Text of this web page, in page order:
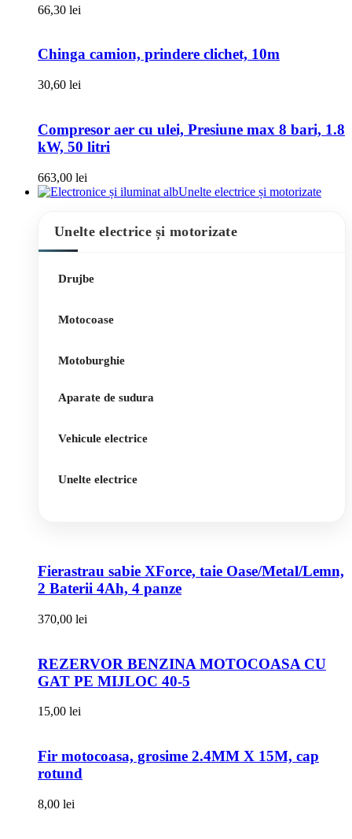
66,30 lei
Chinga camion, prindere clichet, 10m
30,60 lei
Compresor aer cu ulei, Presiune max 8 bari, 1.8
kW, 50 litri
663,00 lei
Unelte electrice și motorizate
Unelte electrice și motorizate
Drujbe
Motocoase
Motoburghie
Aparate de sudura
Vehicule electrice
Unelte electrice
Fierastrau sabie XForce, taie Oase/Metal/Lemn,
2 Baterii 4Ah, 4 panze
370,00 lei
REZERVOR BENZINA MOTOCOASA CU
GAT PE MIJLOC 40-5
15,00 lei
Fir motocoasa, grosime 2.4MM X 15M, cap
rotund
8,00 lei